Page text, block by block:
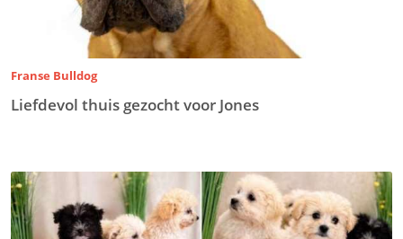
Franse Bulldog
Liefdevol thuis gezocht voor Jones